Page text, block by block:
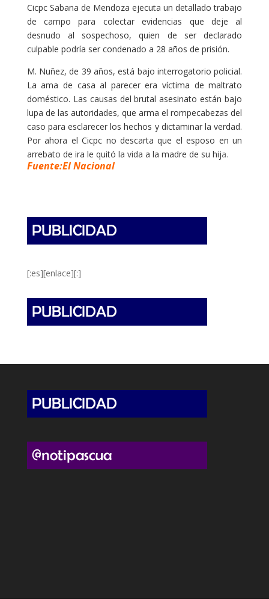
Cicpc Sabana de Mendoza ejecuta un detallado trabajo
de campo para colectar evidencias que deje al
desnudo al sospechoso, quien de ser declarado
culpable podría ser condenado a 28 años de prisión.
M. Nuñez, de 39 años, está bajo interrogatorio policial.
La ama de casa al parecer era víctima de maltrato
doméstico. Las causas del brutal asesinato están bajo
lupa de las autoridades, que arma el rompecabezas del
caso para esclarecer los hechos y dictaminar la verdad.
Por ahora el Cicpc no descarta que el esposo en un
arrebato de ira le quitó la vida a la madre de su hija.
Fuente:El Nacional
[:es][enlace][:]